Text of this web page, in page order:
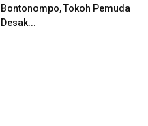
Bontonompo, Tokoh Pemuda
Desak...